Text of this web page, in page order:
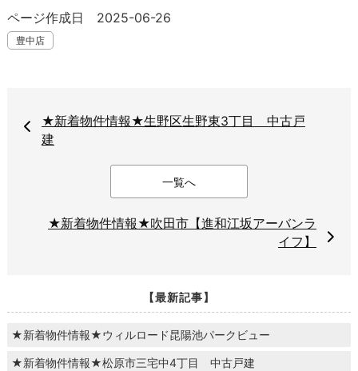
ページ作成日 2025-06-26
豊中店
★新着物件情報★生野区生野東3丁目 中古戸
建
一覧へ
★新着物件情報★吹田市【進和江坂アーバンラ
イフ】
【最新記事】
★新着物件情報★ウィルロード昆陽池パークビュー
★新着物件情報★松原市三宅中4丁目 中古戸建